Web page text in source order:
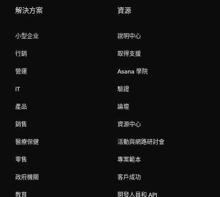
解決方案
小型企业
行銷
營運
IT
產品
銷售
醫療保健
零售
政府機關
教育
資源
說明中心
取得支援
Asana 學院
驗證
論壇
資源中心
活動與網路研討會
專案範本
客戶成功
開發人員和 API